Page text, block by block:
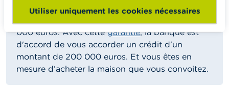
Utiliser uniquement les cookies nécessaires
acceptent de mettre desbons de caisseen gage
000 euros. Avec cettegarantie, la banque est
d'accord de vous accorder un crédit d'un
montant de 200 000 euros. Et vous êtes en
mesure d’acheter la maison que vous convoitez.